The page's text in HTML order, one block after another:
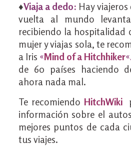
♦Viaja a dedo: Hay
vuelta al mundo
recibiendo la hospitalidad
mujer y viajas sola, te
a Iris «Mind of a Hitchhiker
de 60 países haciendo
ahora nada mal.
Te recomiendo HitchWiki
información sobre el
mejores puntos de cada
tus viajes.